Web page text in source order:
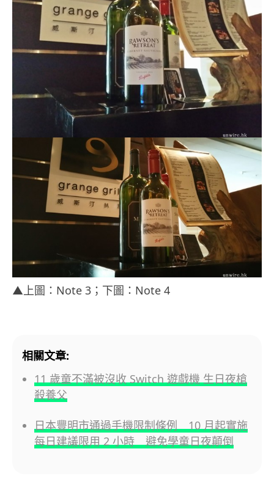
▲上圖：Note 3；下圖：Note 4
相關文章:
11 歲童不滿被沒收 Switch 遊戲機 生日夜槍
殺養父
日本豐明市通過手機限制條例 10 月起實施
每日建議限用 2 小時 避免學童日夜顛倒